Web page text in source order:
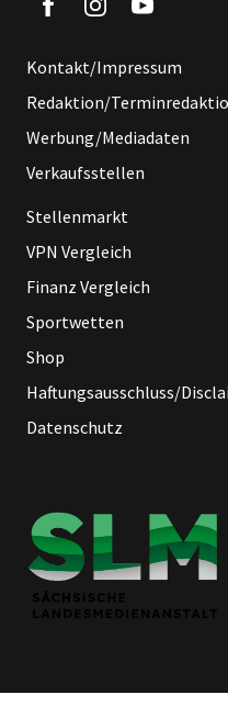
Kontakt/Impressum
Redaktion/
Werbung/Mediadaten
Verkaufsstellen
Stellenmarkt
VPN Vergleich
Finanz Vergleich
Sportwetten
Shop
Haftungsausschluss/
Datenschutz